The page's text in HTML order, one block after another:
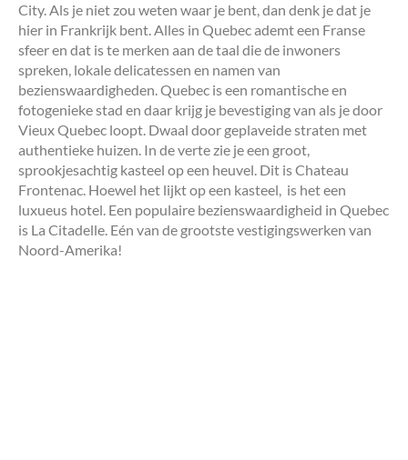
City. Als je niet zou weten waar je bent, dan denk je dat je
hier in Frankrijk bent. Alles in Quebec ademt een Franse
sfeer en dat is te merken aan de taal die de inwoners
spreken, lokale delicatessen en namen van
bezienswaardigheden. Quebec is een romantische en
fotogenieke stad en daar krijg je bevestiging van als je door
Vieux Quebec loopt. Dwaal door geplaveide straten met
authentieke huizen. In de verte zie je een groot,
sprookjesachtig kasteel op een heuvel. Dit is Chateau
Frontenac. Hoewel het lijkt op een kasteel, is het een
luxueus hotel. Een populaire bezienswaardigheid in Quebec
is La Citadelle. Eén van de grootste vestigingswerken van
Noord-Amerika!